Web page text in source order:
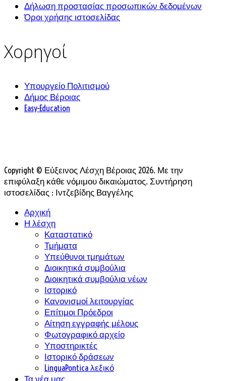
Δήλωση προστασίας προσωπικών δεδομένων
Όροι χρήσης ιστοσελίδας
Χορηγοί
Υπουργείο Πολιτισμού
Δήμος Βέροιας
Easy-Education
Copyright © Εύξεινος Λέσχη Βέροιας 2026. Με την
επιφύλαξη κάθε νόμιμου δικαιώματος. Συντήρηση
ιστοσελίδας : Ιντζεβίδης Βαγγέλης
Αρχική
Η λέσχη
Καταστατικό
Τμήματα
Υπεύθυνοι τμημάτων
Διοικητικά συμβούλια
Διοικητικά συμβούλια νέων
Ιστορικό
Κανονισμοί λειτουργίας
Επίτιμοι Πρόεδροι
Αίτηση εγγραφής μέλους
Φωτογραφικό αρχείο
Υποστηρικτές
Ιστορικό δράσεων
LinguaPontica λεξικό
Τα νέα μας